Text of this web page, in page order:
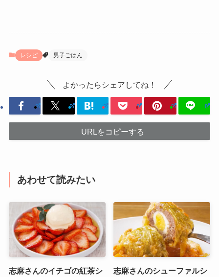
レシピ 男子ごはん
よかったらシェアしてね！
URLをコピーする
あわせて読みたい
志麻さんのイチゴの紅茶シ
志麻さんのシューファルシ